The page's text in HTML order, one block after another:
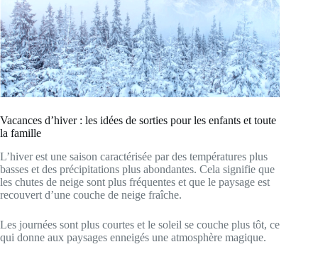
Vacances d’hiver : les idées de sorties pour les enfants et toute
la famille
L’hiver est une saison caractérisée par des températures plus
basses et des précipitations plus abondantes. Cela signifie que
les chutes de neige sont plus fréquentes et que le paysage est
recouvert d’une couche de neige fraîche.
Les journées sont plus courtes et le soleil se couche plus tôt, ce
qui donne aux paysages enneigés une atmosphère magique.